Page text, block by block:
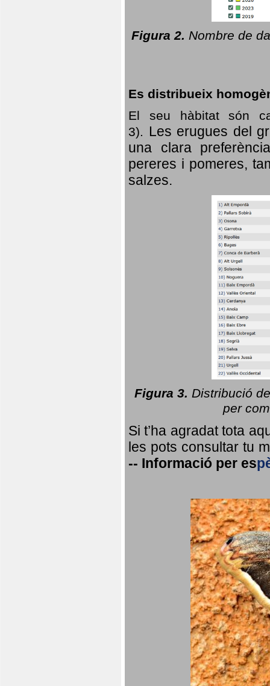
Figura 2. Nombre de
Es distribueix
El seu hàbitat són
3). Les erugues del
una clara
pereres i pomeres,
salzes.
Figura 3. Distribució
per
Si t’ha agradat tota
les pots consultar tu
-- Informació per es